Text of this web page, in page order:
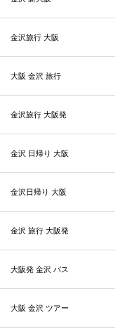
金沢旅行 大阪
大阪 金沢 旅行
金沢旅行 大阪発
金沢 日帰り 大阪
金沢日帰り 大阪
金沢 旅行 大阪発
大阪発 金沢 バス
大阪 金沢 ツアー